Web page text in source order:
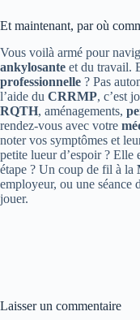
Et maintenant, par où
Vous voilà armé pour
ankylosante et du travail.
professionnelle ? Pas
l’aide du CRRMP, c’est
RQTH, aménagements,
rendez-vous avec votre
noter vos symptômes et
petite lueur d’espoir ? Elle
étape ? Un coup de fil à la
employeur, ou une séance
jouer.
Laisser un commentaire